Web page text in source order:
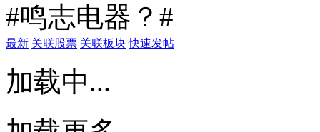
#鸣志电器？#
最新 关联股票 关联板块 快速发帖
加载中...